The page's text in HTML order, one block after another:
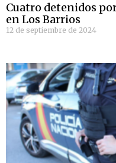
Cuatro detenidos
en Los Barrios
12 de septiembre de 2024